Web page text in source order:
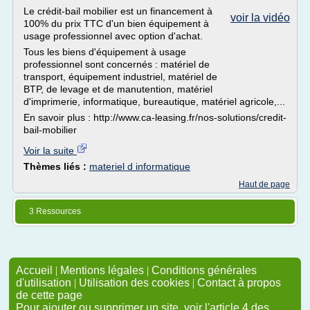
voir la vidéo
Le crédit-bail mobilier est un financement à
100% du prix TTC d'un bien équipement à
usage professionnel avec option d'achat.
Tous les biens d'équipement à usage
professionnel sont concernés : matériel de
transport, équipement industriel, matériel de
BTP, de levage et de manutention, matériel
d'imprimerie, informatique, bureautique, matériel agricole,...
En savoir plus : http://www.ca-leasing.fr/nos-solutions/credit-
bail-mobilier
Voir la suite
Thèmes liés : materiel d informatique
Haut de page
3 Ressources
Accueil | Mentions légales | Conditions générales
d'utilisation | Utilisation des cookies | Contact à propos
de cette page
Pour ajouter ou supprimer un site, voir l'article 4 des